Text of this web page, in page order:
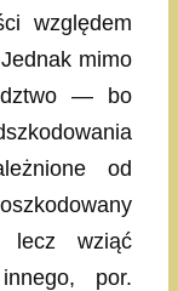
względem
mimo
— bo
od
lecz wziąć
por.